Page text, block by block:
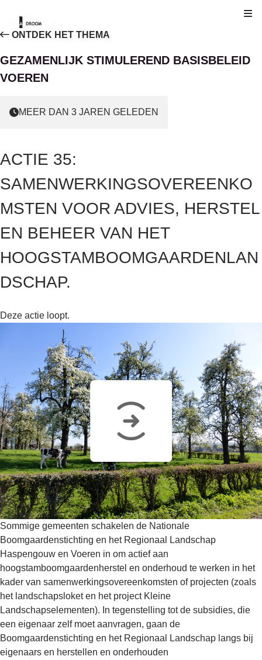
ONTDEK HET THEMA
GEZAMENLIJK STIMULEREND BASISBELEID
VOEREN
MEER DAN 3 JAREN GELEDEN
ACTIE 35:
SAMENWERKINGSOVEREENKO
MSTEN VOOR ADVIES, HERSTEL
EN BEHEER VAN HET
HOOGSTAMBOOMGAARDENLAN
DSCHAP.
Deze actie loopt.
Sommige gemeenten schakelen de Nationale
Boomgaardenstichting en het Regionaal Landschap
Haspengouw en Voeren in om actief aan
hoogstamboomgaardenherstel en onderhoud te werken in het
kader van samenwerkingsovereenkomsten of projecten (zoals
het landschapsloket en het project Kleine
Landschapselementen). In tegenstelling tot de subsidies, die
een eigenaar zelf moet aanvragen, gaan de
Boomgaardenstichting en het Regionaal Landschap langs bij
eigenaars en herstellen en onderhouden